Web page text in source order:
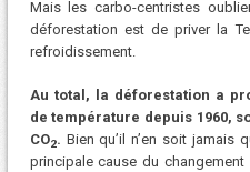
Mais les carbo-centristes
déforestation est de priver la
refroidissement.
Au total, la déforestation a
de température depuis 1960,
CO2. Bien qu’il n’en soit jamais
principale cause du